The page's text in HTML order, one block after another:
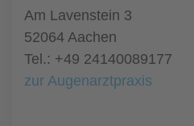
Am Lavenstein 3
52064 Aachen
Tel.: +49 24140089177
zur Augenarztpraxis